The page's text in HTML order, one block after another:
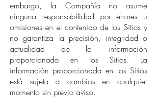
embargo, la Compañía no asume
ninguna responsabilidad por errores u
omisiones en el contenido de los Sitios y
no garantiza la precisión, integridad o
actualidad de la información
proporcionada en los Sitios. La
información proporcionada en los Sitios
está sujeta a cambios en cualquier
momento sin previo aviso.